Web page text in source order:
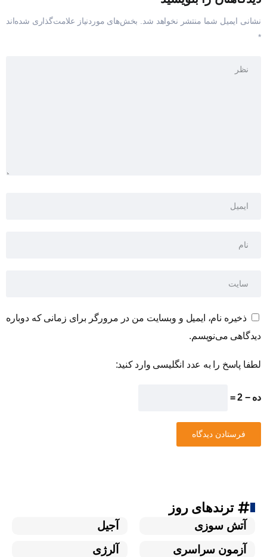
نشانی ایمیل شما منتشر نخواهد شد.
بخش‌های موردنیاز علامت‌گذاری شده‌اند
*
ذخیره نام، ایمیل و وبسایت من در مرورگر برای زمانی که دوباره
دیدگاهی می‌نویسم.
لطفا پاسخ را به عدد انگلیسی وارد کنید:
ده − 2 =
ترندهای روز
آتش سوزی
آجیل
آزمون سراسری
آلرژی